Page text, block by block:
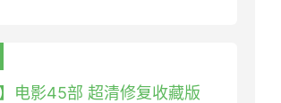
】电影45部 超清修复收藏版